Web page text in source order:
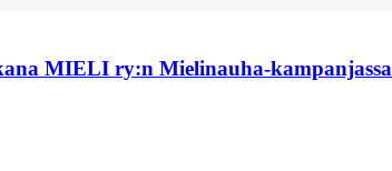
MIELI ry:n Mielinauha-kampanjassa